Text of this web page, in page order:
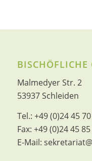
BISCHÖFLICHE
Malmedyer Str. 2
53937 Schleiden
Tel.: +49 (0)24 45
Fax: +49 (0)24 45
E-Mail: